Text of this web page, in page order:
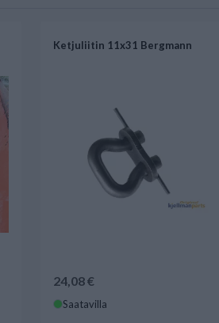
Ketjuliitin 11x31 Bergmann
24,08 €
Saatavilla